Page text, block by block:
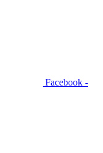
Facebook -